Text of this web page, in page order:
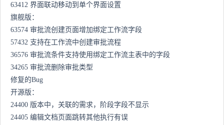
63412 界面联动移动到单个界面设置
旗舰版：
63574 审批流创建页面增加绑定工作流字段
57432 支持在工作流中创建审批流程
36576 审批流条件支持使用绑定工作流主表中的字段
34265 审批流删除审批类型
修复的Bug
开源版：
24400 版本中，关联的需求，阶段字段不显示
24405 编辑文档页面跳转其他执行有误